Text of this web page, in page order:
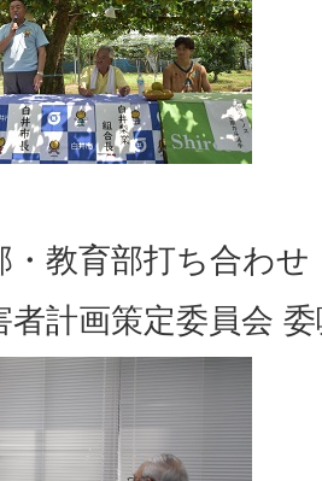
・教育部打ち合わせ
者計画策定委員会